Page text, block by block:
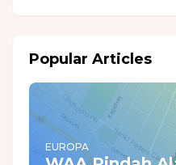
Popular Articles
EUROPA